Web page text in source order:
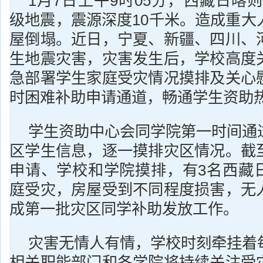
级地震，震源深度10千米。造成重大
屋倒塌。近日，宁夏、新疆、四川、
生地震灾害，灾害发生后，学校高度
急部署学生家庭受灾情况摸排及关心
时困难补助申请通道，畅通学生资助
学生资助中心会同学院第一时间
区学生信息，逐一摸排灾区情况。截
申请、学校和学院摸排，有3名西藏
庭受灾，房屋受到不同程度损害，无
成第一批灾区同学补助发放工作。
灾害无情人有情，学校时刻牵挂